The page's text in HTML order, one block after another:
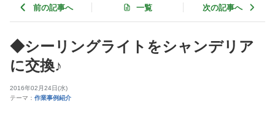
前の記事へ 一覧 次の記事へ
◆シーリングライトをシャンデリア
に交換♪
2016年02月24日(水)
テーマ： 作業事例紹介